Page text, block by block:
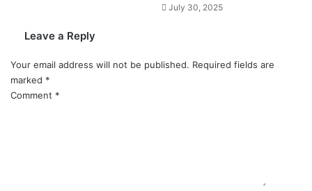
July 30, 2025
Leave a Reply
Your email address will not be published. Required fields are
marked *
Comment *